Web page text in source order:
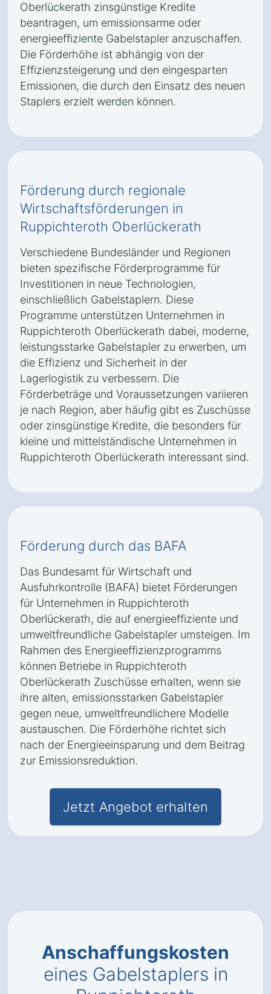
Oberlückerath zinsgünstige Kredite
beantragen, um emissionsarme oder
energieeffiziente Gabelstapler anzuschaffen.
Die Förderhöhe ist abhängig von der
Effizienzsteigerung und den eingesparten
Emissionen, die durch den Einsatz des neuen
Staplers erzielt werden können.
Förderung durch regionale
Wirtschaftsförderungen in
Ruppichteroth Oberlückerath
Verschiedene Bundesländer und Regionen
bieten spezifische Förderprogramme für
Investitionen in neue Technologien,
einschließlich Gabelstaplern. Diese
Programme unterstützen Unternehmen in
Ruppichteroth Oberlückerath dabei, moderne,
leistungsstarke Gabelstapler zu erwerben, um
die Effizienz und Sicherheit in der
Lagerlogistik zu verbessern. Die
Förderbeträge und Voraussetzungen variieren
je nach Region, aber häufig gibt es Zuschüsse
oder zinsgünstige Kredite, die besonders für
kleine und mittelständische Unternehmen in
Ruppichteroth Oberlückerath interessant sind.
Förderung durch das BAFA
Das Bundesamt für Wirtschaft und
Ausfuhrkontrolle (BAFA) bietet Förderungen
für Unternehmen in Ruppichteroth
Oberlückerath, die auf energieeffiziente und
umweltfreundliche Gabelstapler umsteigen. Im
Rahmen des Energieeffizienzprogramms
können Betriebe in Ruppichteroth
Oberlückerath Zuschüsse erhalten, wenn sie
ihre alten, emissionsstarken Gabelstapler
gegen neue, umweltfreundlichere Modelle
austauschen. Die Förderhöhe richtet sich
nach der Energieeinsparung und dem Beitrag
zur Emissionsreduktion.
Jetzt Angebot erhalten
Anschaffungskosten
eines Gabelstaplers in